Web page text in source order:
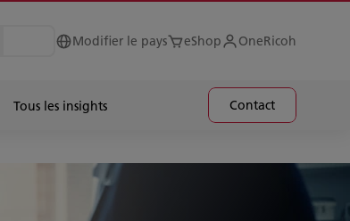
Modifier le pays eShop OneRicoh
Tous les insights Contact